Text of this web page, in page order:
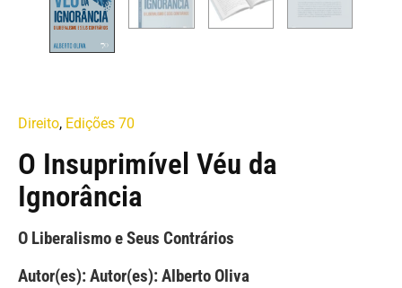
Direito, Edições 70
O Insuprimível Véu da
Ignorância
O Liberalismo e Seus Contrários
Autor(es): Autor(es): Alberto Oliva